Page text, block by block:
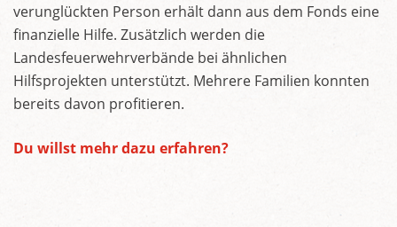
verunglückten Person erhält dann aus dem Fonds eine
finanzielle Hilfe. Zusätzlich werden die
Landesfeuerwehrverbände bei ähnlichen
Hilfsprojekten unterstützt. Mehrere Familien konnten
bereits davon profitieren.
Du willst mehr dazu erfahren?